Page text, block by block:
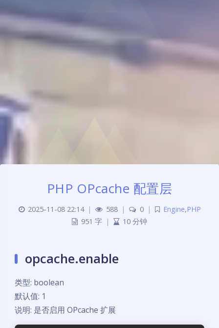
PHP OPcache 配置层
2025-11-08 22:14 | 588 | 0 | Engine,PHP
951 字 | 10 分钟
opcache.enable
类型: boolean
默认值: 1
说明: 是否启用 OPcache 扩展